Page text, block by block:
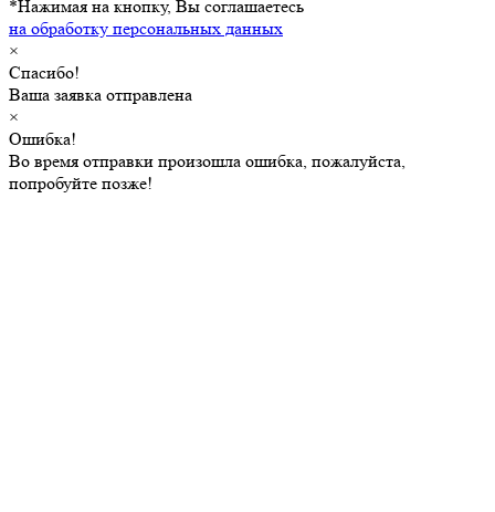
*Нажимая на кнопку, Вы соглашаетесь
на обработку персональных данных
×
Спасибо!
Ваша заявка отправлена
×
Ошибка!
Во время отправки произошла ошибка, пожалуйста,
попробуйте позже!